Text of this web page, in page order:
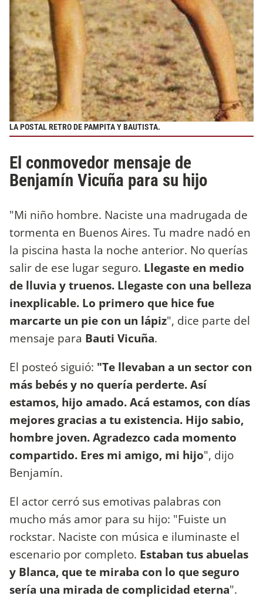
LA POSTAL RETRO DE PAMPITA Y BAUTISTA.
El conmovedor mensaje de
Benjamín Vicuña para su hijo
"Mi niño hombre. Naciste una madrugada de
tormenta en Buenos Aires. Tu madre nadó en
la piscina hasta la noche anterior. No querías
salir de ese lugar seguro. Llegaste en medio
de lluvia y truenos. Llegaste con una belleza
inexplicable. Lo primero que hice fue
marcarte un pie con un lápiz", dice parte del
mensaje para Bauti Vicuña.
El posteó siguió: "Te llevaban a un sector con
más bebés y no quería perderte. Así
estamos, hijo amado. Acá estamos, con días
mejores gracias a tu existencia. Hijo sabio,
hombre joven. Agradezco cada momento
compartido. Eres mi amigo, mi hijo", dijo
Benjamín.
El actor cerró sus emotivas palabras con
mucho más amor para su hijo: "Fuiste un
rockstar. Naciste con música e iluminaste el
escenario por completo. Estaban tus abuelas
y Blanca, que te miraba con lo que seguro
sería una mirada de complicidad eterna".